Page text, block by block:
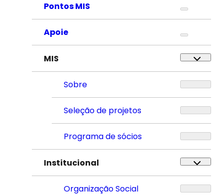
Pontos MIS
Apoie
MIS
Sobre
Seleção de projetos
Programa de sócios
Institucional
Organização Social